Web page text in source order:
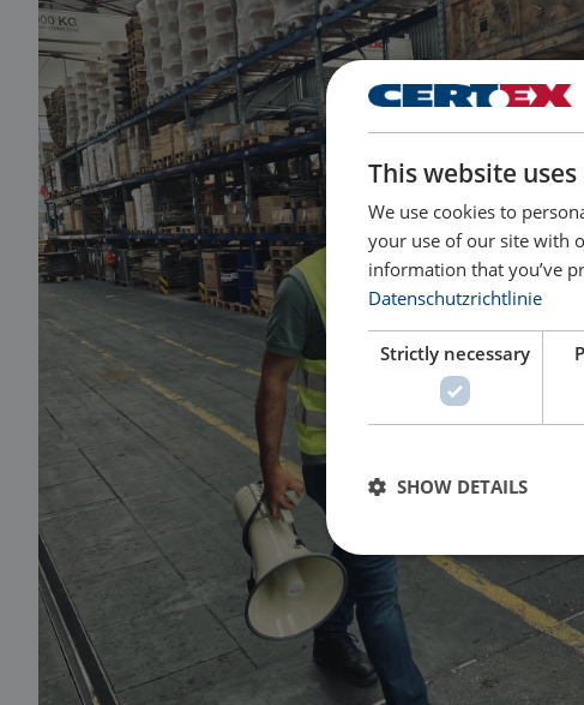
This website
We use cookies to
your use of our site with
information that you’ve
Datenschutzrichtlinie
Strictly necessary
SHOW DETAILS